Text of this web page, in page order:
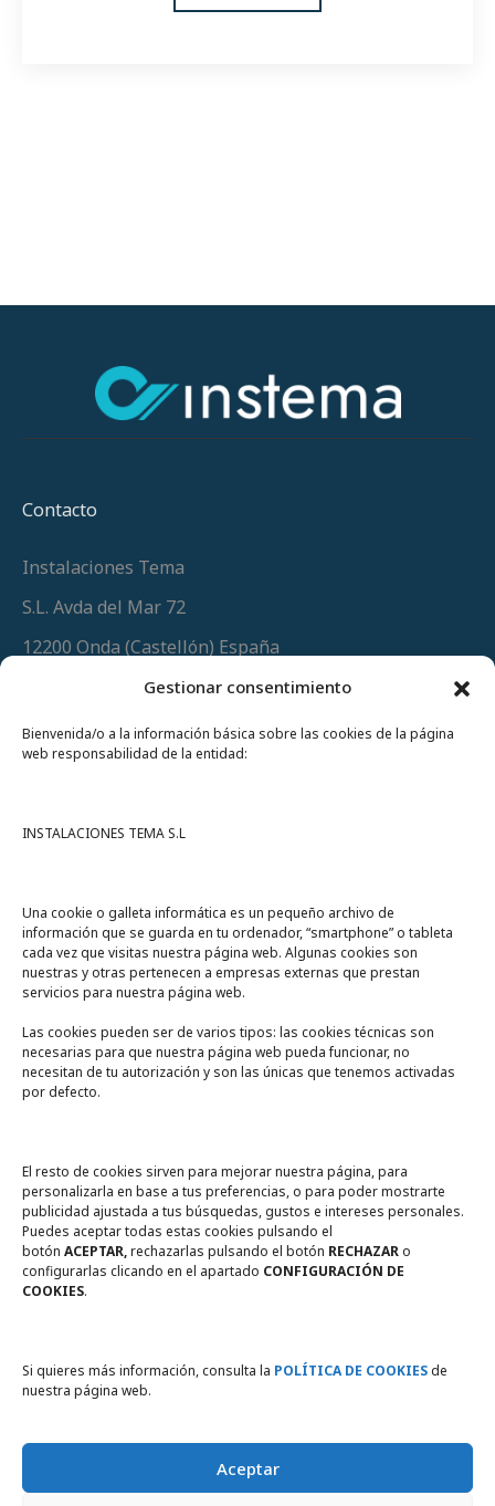
Gestionar consentimiento
Bienvenida/o a la información básica sobre las cookies de la página
web responsabilidad de la entidad:
INSTALACIONES TEMA S.L
Una cookie o galleta informática es un pequeño archivo de
información que se guarda en tu ordenador, “smartphone” o tableta
cada vez que visitas nuestra página web. Algunas cookies son
nuestras y otras pertenecen a empresas externas que prestan
servicios para nuestra página web.
Las cookies pueden ser de varios tipos: las cookies técnicas son
necesarias para que nuestra página web pueda funcionar, no
necesitan de tu autorización y son las únicas que tenemos activadas
por defecto.
El resto de cookies sirven para mejorar nuestra página, para
personalizarla en base a tus preferencias, o para poder mostrarte
publicidad ajustada a tus búsquedas, gustos e intereses personales.
Puedes aceptar todas estas cookies pulsando el
botón ACEPTAR,rechazarlas pulsando el botón RECHAZARo
configurarlas clicando en el apartado CONFIGURACIÓN DE
COOKIES.
Si quieres más información, consulta la POLÍTICA DE COOKIESde
nuestra página web.
Aceptar
Contacto
Instalaciones Tema
S.L. Avda del Mar 72
12200 Onda (Castellón) España
(+34) 964 60 34 34
Urgencias y whatsapp649 406 493
A un click
Tienda online Legal
Política de privacidad
Política de Cookies
Instema motores eléctricos para la industria © 2026. Todos los